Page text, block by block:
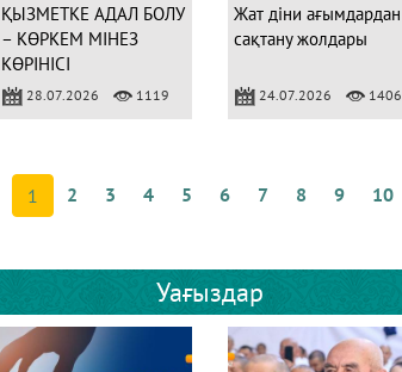
ҚЫЗМЕТКЕ АДАЛ БОЛУ
– КӨРКЕМ МІНЕЗ
КӨРІНІСІ
28.07.2026 1119
Жат діни ағымдардан
сақтану жолдары
24.07.2026 1406
1 2 3 4 5 6 7 8 9 10
Уағыздар